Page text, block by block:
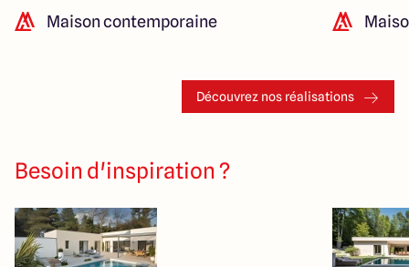
Maison contemporaine
Découvrez nos réalisations
Besoin d'inspiration ?